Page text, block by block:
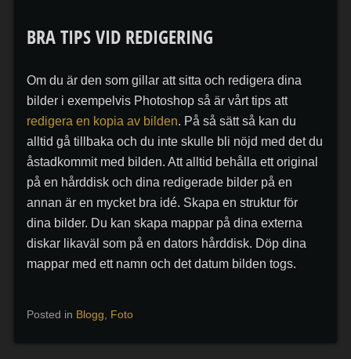
BRA TIPS VID REDIGERING
Om du är den som gillar att sitta och redigera dina
bilder i exempelvis Photoshop så är vårt tips att
redigera en kopia av bilden. På så sätt så kan du
alltid gå tillbaka och du inte skulle bli nöjd med det du
åstadkommit med bilden. Att alltid behålla ett original
på en hårddisk och dina redigerade bilder på en
annan är en mycket bra idé. Skapa en struktur för
dina bilder. Du kan skapa mappar på dina externa
diskar likaväl som på en dators hårddisk. Döp dina
mappar med ett namn och det datum bilden togs.
Posted in Blogg, Foto